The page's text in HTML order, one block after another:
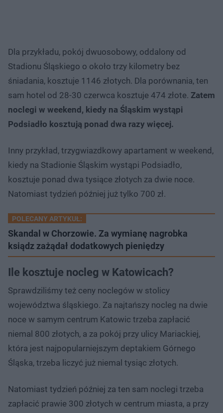
Dla przykładu, pokój dwuosobowy, oddalony od
Stadionu Śląskiego o około trzy kilometry bez
śniadania, kosztuje 1146 złotych. Dla porównania, ten
sam hotel od 28-30 czerwca kosztuje 474 złote. Zatem
noclegi w weekend, kiedy na Śląskim wystąpi
Podsiadło kosztują ponad dwa razy więcej.
Inny przykład, trzygwiazdkowy apartament w weekend,
kiedy na Stadionie Śląskim wystąpi Podsiadło,
kosztuje ponad dwa tysiące złotych za dwie noce.
Natomiast tydzień później już tylko 700 zł.
POLECANY ARTYKUŁ:
Skandal w Chorzowie. Za wymianę nagrobka
ksiądz zażądał dodatkowych pieniędzy
Ile kosztuje nocleg w Katowicach?
Sprawdziliśmy też ceny noclegów w stolicy
województwa śląskiego. Za najtańszy nocleg na dwie
noce w samym centrum Katowic trzeba zapłacić
niemal 800 złotych, a za pokój przy ulicy Mariackiej,
która jest najpopularniejszym deptakiem Górnego
Śląska, trzeba liczyć już niemal tysiąc złotych.
Natomiast tydzień później za ten sam noclegi trzeba
zapłacić prawie 300 złotych w centrum miasta, a przy